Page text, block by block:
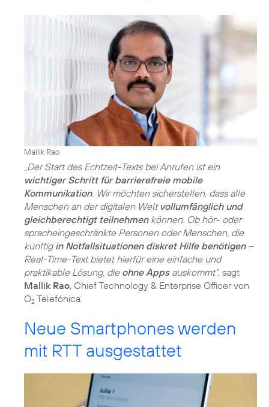
Mallik Rao
„Der Start des Echtzeit-Texts bei Anrufen ist ein
wichtiger Schritt für barrierefreie mobile
Kommunikation. Wir möchten sicherstellen, dass alle
Menschen an der digitalen Welt vollumfänglich und
gleichberechtigt teilnehmenkönnen. Ob hör- oder
spracheingeschränkte Personen oder Menschen, die
künftig in Notfallsituationen diskret Hilfe benötigen–
Real-Time-Text bietet hierfür eine einfache und
praktikable Lösung, die ohne Appsauskommt“, sagt
Mallik Rao, Chief Technology & Enterprise Officer von
O2 Telefónica.
Neue Smartphones werden
mit RTT ausgestattet